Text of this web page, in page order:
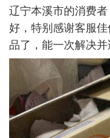
辽宁本溪市的消费
好，特别感谢客服
品了，能一次解决并